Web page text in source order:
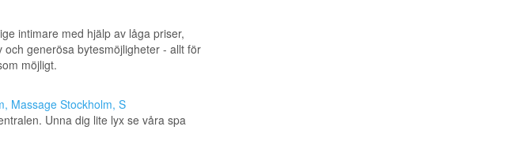
intimare med hjälp av låga priser,
generösa bytesmöjligheter - allt för
möjligt.
Massage Stockholm, S
Unna dig lite lyx se våra spa